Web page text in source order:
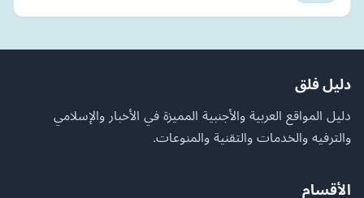
دليل فلق
دليل المواقع العربية والأجنبية المميزة في الأخبار والإسلامي
والترفيه والخدمات والتقنية والمنوعات.
الأقسام